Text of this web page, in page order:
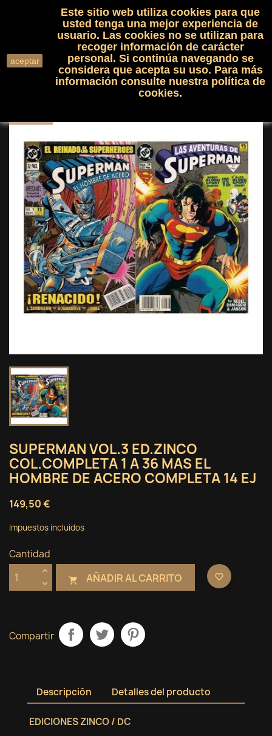
shopping_cart(0)

search
SUPERMAN VOL.3 ED.ZINCO
COL.COMPLETA 1 A 36 MAS EL
HOMBRE DE ACERO COMPLETA 14 EJ
149,50 €
Impuestos incluidos
Cantidad
 AÑADIR AL CARRITO favorite_border
Compartir
Descripción Detalles del producto
EDICIONES ZINCO / DC
aceptar
Este sitio web utiliza cookies para que
usted tenga una mejor experiencia de
usuario. Las cookies no se utilizan para
recoger información de carácter
personal. Si continúa navegando se
considera que acepta su uso. Para más
información consulte nuestra política de
cookies.